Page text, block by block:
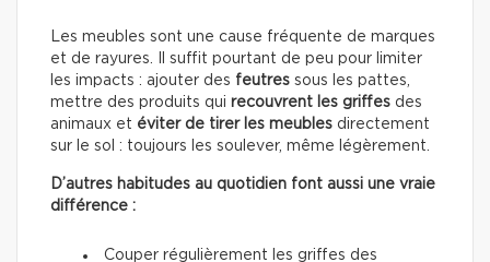
Les meubles sont une cause fréquente de marques
et de rayures. Il suffit pourtant de peu pour limiter
les impacts : ajouter des feutres sous les pattes,
mettre des produits qui recouvrent les griffes des
animaux et éviter de tirer les meubles directement
sur le sol : toujours les soulever, même légèrement.
D’autres habitudes au quotidien font aussi une vraie
différence :
Couper régulièrement les griffes des